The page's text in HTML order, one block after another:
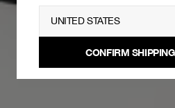
UNITED STATES
CONFIRM